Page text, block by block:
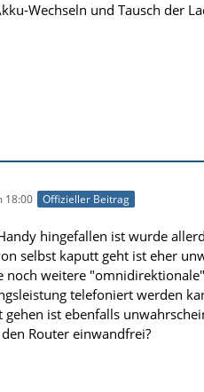
Wechseln und Tausch der
18:00 Offizieller Beitrag
hingefallen ist wurde
selbst kaputt geht ist eher
noch weitere
telefoniert werden
gehen ist ebenfalls
Router einwandfrei?